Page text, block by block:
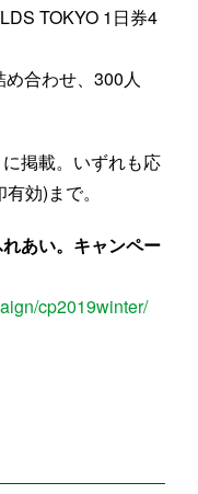
TOKYO 1日券4
合わせ、300人
掲載。いずれも応
効)まで。
あい。キャンペー
cp2019winter/